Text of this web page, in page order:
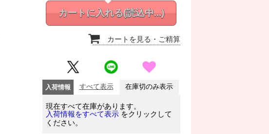
カートに入れる(読込中...)
カートを見る ・ご精算
入荷情報 すべて表示 在庫切のみ表示
現在すべて在庫があります。
入荷情報をすべて表示 をクリックして
ください。